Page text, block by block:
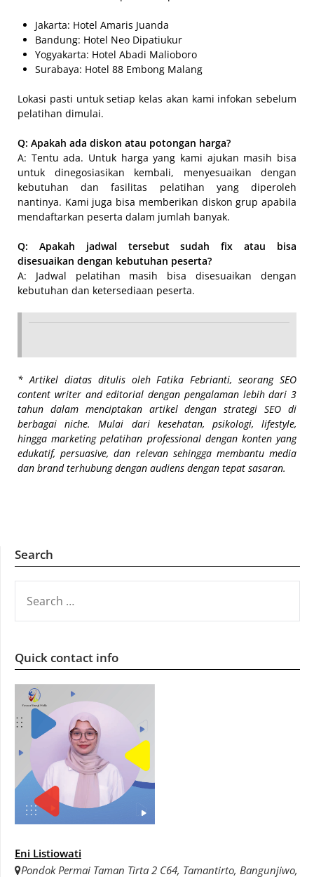
Jakarta: Hotel Amaris Juanda
Bandung: Hotel Neo Dipatiukur
Yogyakarta: Hotel Abadi Malioboro
Surabaya: Hotel 88 Embong Malang
Lokasi pasti untuk setiap kelas akan kami infokan sebelum
pelatihan dimulai.
Q: Apakah ada diskon atau potongan harga?
A: Tentu ada. Untuk harga yang kami ajukan masih bisa
untuk dinegosiasikan kembali, menyesuaikan dengan
kebutuhan dan fasilitas pelatihan yang diperoleh
nantinya. Kami juga bisa memberikan diskon grup apabila
mendaftarkan peserta dalam jumlah banyak.
Q: Apakah jadwal tersebut sudah fix atau bisa
disesuaikan dengan kebutuhan peserta?
A: Jadwal pelatihan masih bisa disesuaikan dengan
kebutuhan dan ketersediaan peserta.
* Artikel diatas ditulis oleh Fatika Febrianti, seorang SEO
content writer and editorial dengan pengalaman lebih dari 3
tahun dalam menciptakan artikel dengan strategi SEO di
berbagai niche. Mulai dari kesehatan, psikologi, lifestyle,
hingga marketing pelatihan professional dengan konten yang
edukatif, persuasive, dan relevan sehingga membantu media
dan brand terhubung dengan audiens dengan tepat sasaran.
Search
FOR:
Quick contact info
Eni Listiowati
Pondok Permai Taman Tirta 2 C64, Tamantirto, Bangunjiwo,